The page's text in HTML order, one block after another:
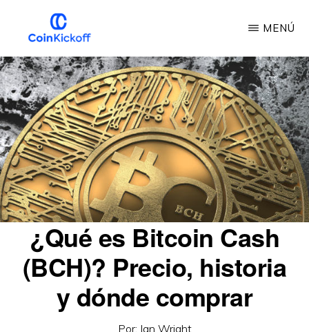
contenido
principal
INICIO
DE
LA
MONEDA
MENÚ
¿Qué es Bitcoin Cash
(BCH)? Precio, historia
y dónde comprar
Por: Ian Wright